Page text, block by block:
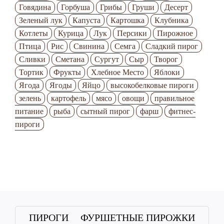
Говядина
Горбуша Грибы Груши
Десерт
Зеленый лук
Капуста Картошка
Клубника
Котлеты
Курица Лук Персики
Пирожное
Птица
Рис Свинина Семга
Сладкий пирог
Сливки
Сметана Сургут Сыр
Творог
Тортик
Фрукты Хлебное Место
Яблоки
Ягода
Ягоды Яйцо
высокобелковые пироги
зелень
картофель мясо овощи
правильное
питание
рыба сытный пирог фарш
фитнес-
пироги
ПИРОГИ
ФУРШЕТНЫЕ ПИРОЖКИ